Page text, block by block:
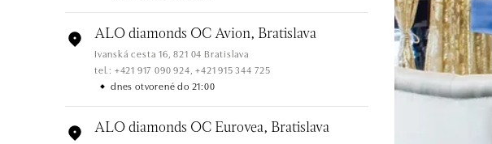
ALO diamonds OC Avion, Bratislava
Ivanská cesta 16, 821 04 Bratislava
tel.: +421 917 090 924, +421 915 344 725
dnes otvorené do 21:00
ALO diamonds OC Eurovea, Bratislava